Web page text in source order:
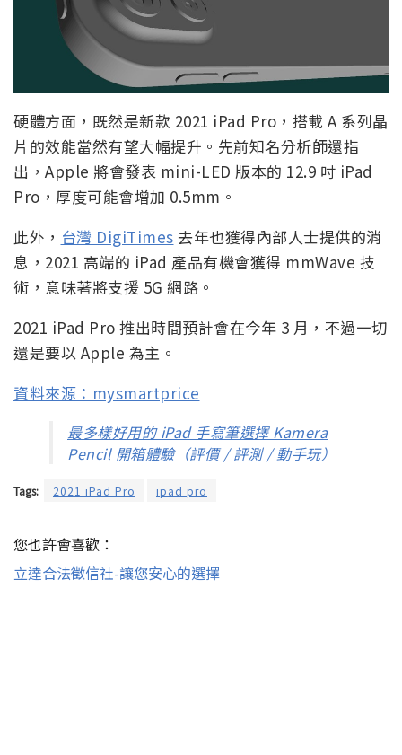
硬體方面，既然是新款 2021 iPad Pro，搭載 A 系列晶
片的效能當然有望大幅提升。先前知名分析師還指
出，Apple 將會發表 mini-LED 版本的 12.9 吋 iPad
Pro，厚度可能會增加 0.5mm。
此外， 台灣 DigiTimes 去年也獲得內部人士提供的消
息，2021 高端的 iPad 產品有機會獲得 mmWave 技
術，意味著將支援 5G 網路。
2021 iPad Pro 推出時間預計會在今年 3 月，不過一切
還是要以 Apple 為主。
資料來源：mysmartprice
最多樣好用的 iPad 手寫筆選擇 Kamera
Pencil 開箱體驗（評價 / 評測 / 動手玩）
Tags: 2021 iPad Pro ipad pro
您也許會喜歡：
立達合法徵信社-讓您安心的選擇